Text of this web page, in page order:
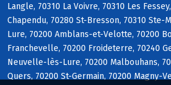
Langle, 70310 La Voivre, 70310 Les
Chapendu, 70280 St-Bresson, 70310 Ste-
Lure, 70200 Amblans-et-Velotte, 70200
Franchevelle, 70200 Froideterre, 70240
Neuvelle-lès-Lure, 70200 Malbouhans,
Quers, 70200 St-Germain, 70200 Magny-